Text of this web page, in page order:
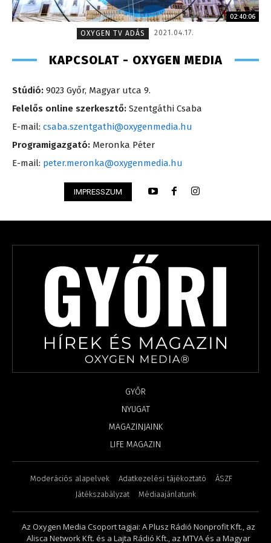
02:40:06
OXYGEN TV ADÁS
2021.04.17.
KAPCSOLAT - OXYGEN MEDIA
Stúdió: 9023 Győr, Magyar utca 9.
Felelős online szerkesztő: Szentgáthi Csaba
E-mail: csaba.szentgathi@oxygenmedia.hu
Programigazgató: Meronka Péter
E-mail: peter.meronka@oxygenmedia.hu
IMPRESSZUM
GYŐR
NYUGAT
MAGAZINJAINK
LIFE MAGAZIN
Moderációs alapelvek Adatkezelési tájékoztató
ÁSZF
Játékszabályzat
Médiaajánlatunk
Az Oxygen Media Csoport tagjai: A Plusz Rádió Nonprofit Kft., az
Alisca Network Kft. és a Lajta Rádió Kft., az MTVA és a Magyar